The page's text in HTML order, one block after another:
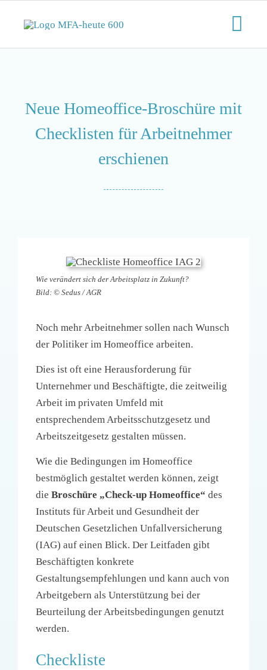
Aktuelles
MFA-heute Newsletter-Anmeldung
Ihre Werbung auf MFA-heute.de
Neue Homeoffice-Broschüre mit
Checklisten für Arbeitnehmer
erschienen
Wie verändert sich der Arbeitsplatz in Zukunft?
Bild: © Sedus / AGR
Noch mehr Arbeitnehmer sollen nach Wunsch
der Politiker im Homeoffice arbeiten.
Dies ist oft eine Herausforderung für
Unternehmer und Beschäftigte, die zeitweilig
Arbeit im privaten Umfeld mit
entsprechendem Arbeitsschutzgesetz und
Arbeitszeitgesetz gestalten müssen.
Wie die Bedingungen im Homeoffice
bestmöglich gestaltet werden können, zeigt
die Broschüre „Check-up Homeoffice“ des
Instituts für Arbeit und Gesundheit der
Deutschen Gesetzlichen Unfallversicherung
(IAG) auf einen Blick. Der Leitfaden gibt
Beschäftigten konkrete
Gestaltungsempfehlungen und kann auch von
Arbeitgebern als Unterstützung bei der
Beurteilung der Arbeitsbedingungen genutzt
werden.
Checkliste